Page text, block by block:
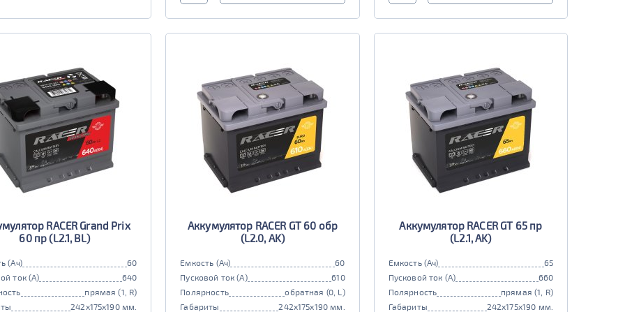
RACER Grand Prix
60 пр (L2.1, BL)
(Ач)
60
ток (А)
640
прямая (1, R)
242x175x190 мм.
Аккумулятор RACER GT 60 обр
(L2.0, AK)
Емкость (Ач)
60
Пусковой ток (А)
610
Полярность
обратная (0, L)
Габариты
242x175x190 мм.
Аккумулятор RACER GT 65 пр
(L2.1, AK)
Емкость (Ач)
65
Пусковой ток (А)
660
Полярность
прямая (1, R)
Габариты
242x175x190 мм.